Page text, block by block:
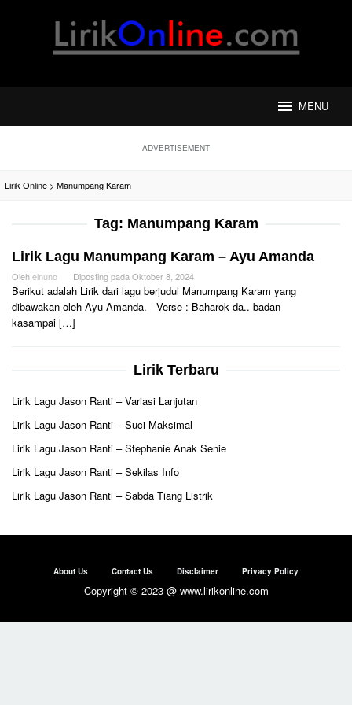
MENU
ADVERTISEMENT
Lirik Online > Manumpang Karam
Tag: Manumpang Karam
Lirik Lagu Manumpang Karam – Ayu Amanda
Olehelnuno Diposting pada Oktober 8, 2024
Berikut adalah Lirik dari lagu berjudul Manumpang Karam yang
dibawakan oleh Ayu Amanda. Verse : Baharok da.. badan
kasampai […]
Lirik Terbaru
Lirik Lagu Jason Ranti – Variasi Lanjutan
Lirik Lagu Jason Ranti – Suci Maksimal
Lirik Lagu Jason Ranti – Stephanie Anak Senie
Lirik Lagu Jason Ranti – Sekilas Info
Lirik Lagu Jason Ranti – Sabda Tiang Listrik
About Us Contact Us Disclaimer Privacy Policy
Copyright © 2023 @ www.lirikonline.com